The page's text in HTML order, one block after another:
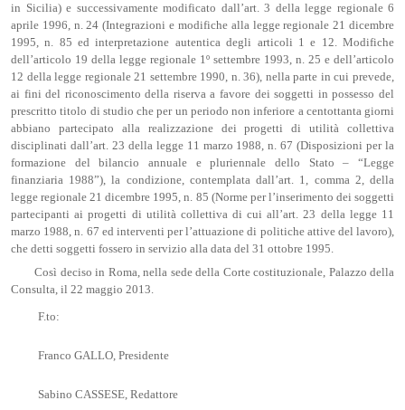
in Sicilia) e successivamente modificato dall’art. 3 della legge regionale 6
aprile 1996, n. 24 (Integrazioni e modifiche alla legge regionale 21 dicembre
1995, n. 85 ed interpretazione autentica degli articoli 1 e 12. Modifiche
dell’articolo 19 della legge regionale 1º settembre 1993, n. 25 e dell’articolo
12 della legge regionale 21 settembre 1990, n. 36), nella parte in cui prevede,
ai fini del riconoscimento della riserva a favore dei soggetti in possesso del
prescritto titolo di studio che per un periodo non inferiore a centottanta giorni
abbiano partecipato alla realizzazione dei progetti di utilità collettiva
disciplinati dall’art. 23 della legge 11 marzo 1988, n. 67 (Disposizioni per la
formazione del bilancio annuale e pluriennale dello Stato – “Legge
finanziaria 1988”), la condizione, contemplata dall’art. 1, comma 2, della
legge regionale 21 dicembre 1995, n. 85 (Norme per l’inserimento dei soggetti
partecipanti ai progetti di utilità collettiva di cui all’art. 23 della legge 11
marzo 1988, n. 67 ed interventi per l’attuazione di politiche attive del lavoro),
che detti soggetti fossero in servizio alla data del 31 ottobre 1995.
Così deciso in Roma, nella sede della Corte costituzionale, Palazzo della
Consulta, il 22 maggio 2013.
F.to:
Franco GALLO, Presidente
Sabino CASSESE, Redattore